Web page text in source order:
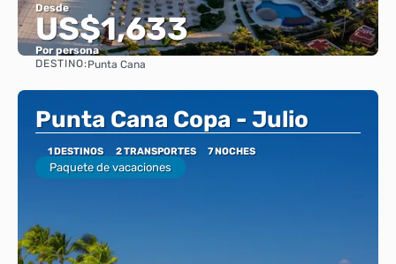
Desde
US$1,633
Por persona
DESTINO:Punta Cana
Punta Cana Copa - Julio
1 DESTINOS 2 TRANSPORTES 7 NOCHES
Paquete de vacaciones